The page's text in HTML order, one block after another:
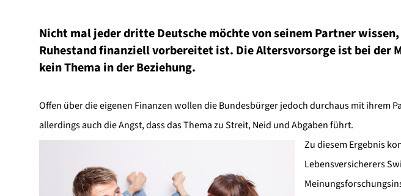
Nicht mal jeder dritte Deutsche möchte von seinem Partner
Ruhestand finanziell vorbereitet ist. Die Altersvorsorge ist bei der
kein Thema in der Beziehung.
Offen über die eigenen Finanzen wollen die Bundesbürger jedoch durchaus mit ihrem
allerdings auch die Angst, dass das Thema zu Streit, Neid und Abgaben führt.
Zu diesem Ergebnis
Lebensversicherers